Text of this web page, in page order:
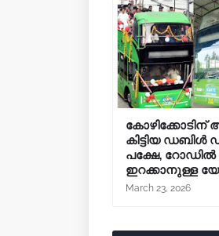
കോഴിക്കോടിന്
കിട്ടിയ ഡബിൾ
പക്ഷേ, റോഡിൽ
ഇറക്കാനുള്ള
March 23, 2026